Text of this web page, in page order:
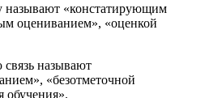
«констатирующим
оцениванием», «оценкой
называют
«безотметочной
обучения».